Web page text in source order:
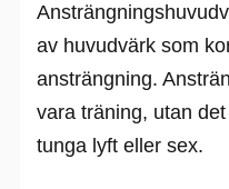
av huvudvärk som
ansträngning.
vara träning, utan
tunga lyft eller sex.